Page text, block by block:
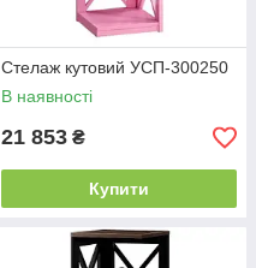
Стелаж кутовий УСП-300250
В наявності
21 853 ₴
Купити